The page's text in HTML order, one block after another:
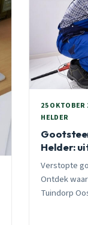
25 OKTOBER
HELDER
Helder:
Verstopte
Ontdek
Tuindorp